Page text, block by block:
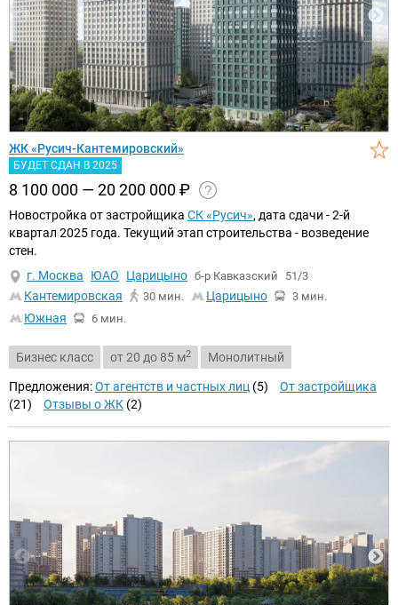
ЖК «Русич-Кантемировский»
БУДЕТ СДАН В 2025
8 100 000 — 20 200 000₽
Новостройка от застройщика СК «Русич», дата сдачи - 2-й
квартал 2025 года. Текущий этап строительства - возведение
стен.
г. Москва
ЮАО Царицыно б-р Кавказский 51/3
Кантемировская 30 мин. Царицыно 3 мин.
Южная 6 мин.
Бизнес класс от 20 до 85 м2 Монолитный
Предложения:От агентств и частных лиц (5)
От застройщика
(21)
Отзывы о ЖК (2)